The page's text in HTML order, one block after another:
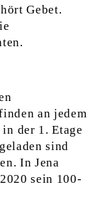
Gebet.
an jedem
der 1. Etage
sind
In Jena
sein 100-